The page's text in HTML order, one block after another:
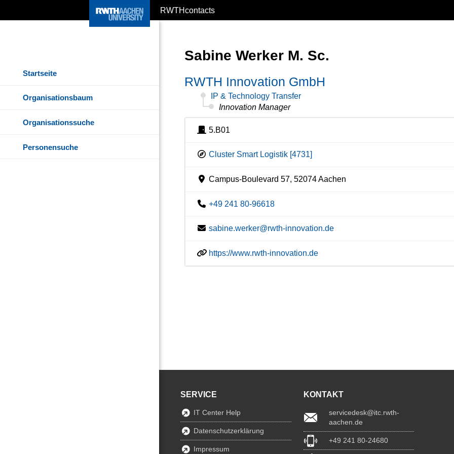
RWTHcontacts
Startseite
Organisationsbaum
Organisationssuche
Personensuche
Sabine Werker M. Sc.
RWTH Innovation GmbH
IP & Technology Transfer
Innovation Manager
5.B01
Cluster Smart Logistik [4731]
Campus-Boulevard 57, 52074 Aachen
+49 241 80-96618
sabine.werker@rwth-innovation.de
https://www.rwth-innovation.de
SERVICE
IT Center Help
Datenschutzerklärung
Impressum
KONTAKT
servicedesk@itc.rwth-
aachen.de
+49 241 80-24680